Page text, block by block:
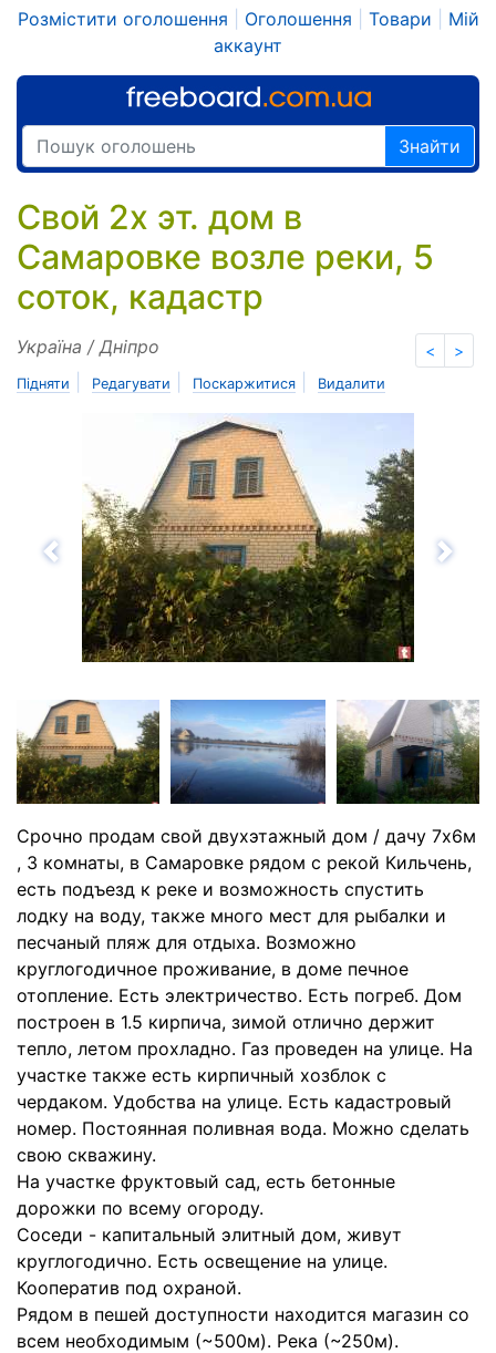
Розмістити оголошення Оголошення Товари
Мій
аккаунт
Знайти
Cвой 2х эт. дом в
Самаровке возле реки, 5
соток, кадастр
< >
Україна / Дніпро
Підняти Редагувати Поскаржитися Видалити
Назад
Cрочно продам свой двухэтажный дом / дачу 7х6м
, 3 комнаты, в Самаровке рядом с рекой Кильчень,
есть подъезд к реке и возможность спустить
лодку на воду, также много мест для рыбалки и
песчаный пляж для отдыха. Возможно
круглогодичное проживание, в доме печное
отопление. Есть электричество. Есть погреб. Дом
построен в 1.5 кирпича, зимой отлично держит
тепло, летом прохладно. Газ проведен на улице. На
участке также есть кирпичный хозблок с
чердаком. Удобства на улице. Есть кадастровый
номер. Постоянная поливная вода. Можно сделать
свою скважину.
На участке фруктовый сад, есть бетонные
дорожки по всему огороду.
Соседи - капитальный элитный дом, живут
круглогодично. Есть освещение на улице.
Кооператив под охраной.
Рядом в пешей доступности находится магазин со
всем необходимым (~500м). Река (~250м).